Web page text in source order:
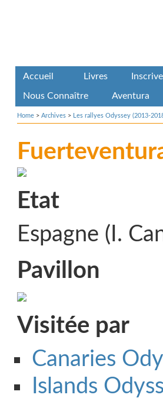
Accueil Livres
Nous Connaître Aventura
Home > Archives > Les rallyes Odyssey (2013-
Etat
Espagne (I.
Pavillon
Visitée par
Canaries
Islands